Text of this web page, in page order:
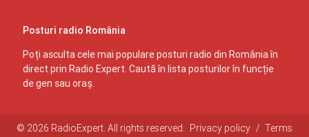
Posturi radio România
Poți asculta cele mai populare posturi radio din România în
direct prin Radio Expert. Caută în lista posturilor în funcție
de gen sau oraș.
© 2026 RadioExpert. All rights reserved. Privacy policy / Terms